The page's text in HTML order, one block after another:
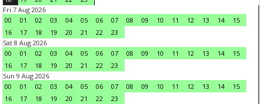
Fri 7 Aug 2026
00
01 02 03 04 05 06 07 08 09 10 11 12 13 14
15
16
17 18 19 20 21 22
23
Sat 8 Aug 2026
00
01 02 03 04 05 06 07 08 09 10 11 12 13 14
15
16
17 18 19 20 21 22
23
Sun 9 Aug 2026
00
01 02 03 04 05 06 07 08 09 10 11 12 13 14
15
16
17 18 19 20 21 22
23